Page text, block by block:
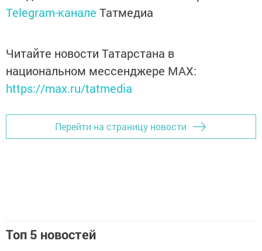
Telegram-канале Татмедиа
Читайте новости Татарстана в
национальном мессенджере MАХ:
https://max.ru/tatmedia
Перейти на страницу новости
Топ 5 новостей